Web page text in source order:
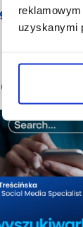
uzyskanymi